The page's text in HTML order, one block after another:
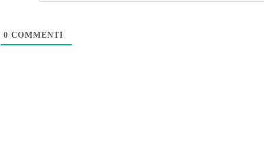
0 COMMENTI